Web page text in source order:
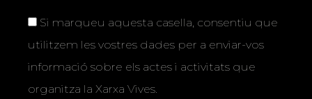
Si marqueu aquesta casella, consentiu que
utilitzem les vostres dades per a enviar-vos
informació sobre els actes i activitats que
organitza la Xarxa Vives.